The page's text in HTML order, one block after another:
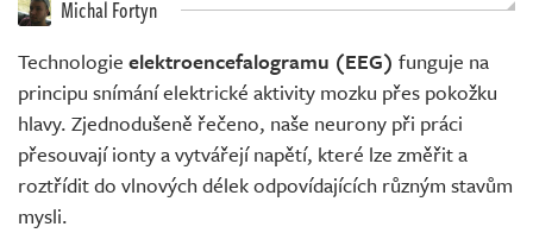
Michal Fortyn
Technologie elektroencefalogramu (EEG) funguje na
principu snímání elektrické aktivity mozku přes pokožku
hlavy. Zjednodušeně řečeno, naše neurony při práci
přesouvají ionty a vytvářejí napětí, které lze změřit a
roztřídit do vlnových délek odpovídajících různým stavům
mysli.